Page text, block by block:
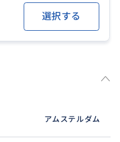
選択する
アムステルダム